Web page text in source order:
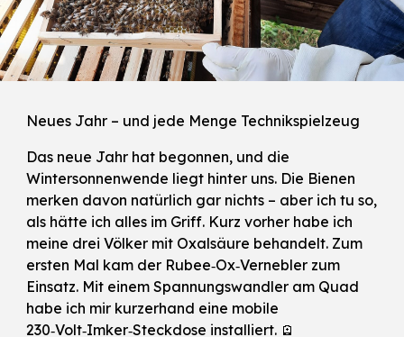
Neues Jahr – und jede Menge Technikspielzeug
Das neue Jahr hat begonnen, und die
Wintersonnenwende liegt hinter uns. Die Bienen
merken davon natürlich gar nichts – aber ich tu so,
als hätte ich alles im Griff. Kurz vorher habe ich
meine drei Völker mit Oxalsäure behandelt. Zum
ersten Mal kam der Rubee‑Ox‑Vernebler zum
Einsatz. Mit einem Spannungswandler am Quad
habe ich mir kurzerhand eine mobile
230‑Volt‑Imker‑Steckdose installiert. 🪫